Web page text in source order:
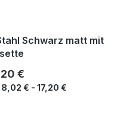
Schwarz matt mit
Preis:
€
8,02 € - 17,20 €